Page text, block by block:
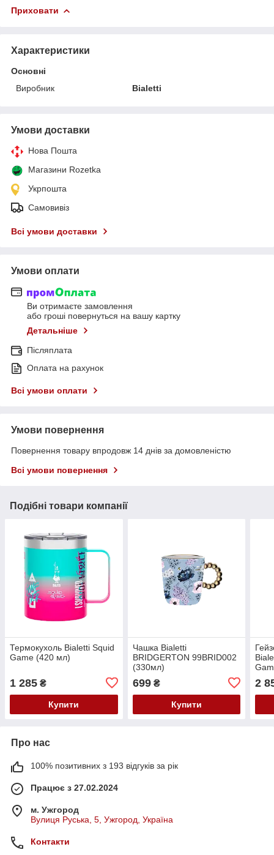
Приховати
Характеристики
Основні
Виробник
Bialetti
Умови доставки
Нова Пошта
Магазини Rozetka
Укрпошта
Самовивіз
Всі умови доставки
Умови оплати
Ви отримаєте замовлення
або гроші повернуться на вашу картку
Детальніше
Післяплата
Оплата на рахунок
Всі умови оплати
Умови повернення
Повернення товару впродовж 14 днів за домовленістю
Всі умови повернення
Подібні товари компанії
Термокухоль Bialetti Squid
Game (420 мл)
1 285 ₴
Купити
Чашка Bialetti
BRIDGERTON 99BRID002
(330мл)
699₴
Купити
2
Про нас
100% позитивних з 193 відгуків за рік
Працює з 27.02.2024
м. Ужгород
Вулиця Руська, 5, Ужгород, Україна
Контакти